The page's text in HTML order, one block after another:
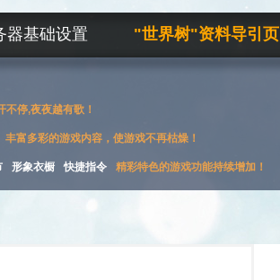
器基础设置 "世界树"资料导引页
不停,夜夜越有歌！
丰富多彩的游戏内容，使游戏不再枯燥！
形象衣橱 快捷指令 精彩特色的游戏功能持续增加！